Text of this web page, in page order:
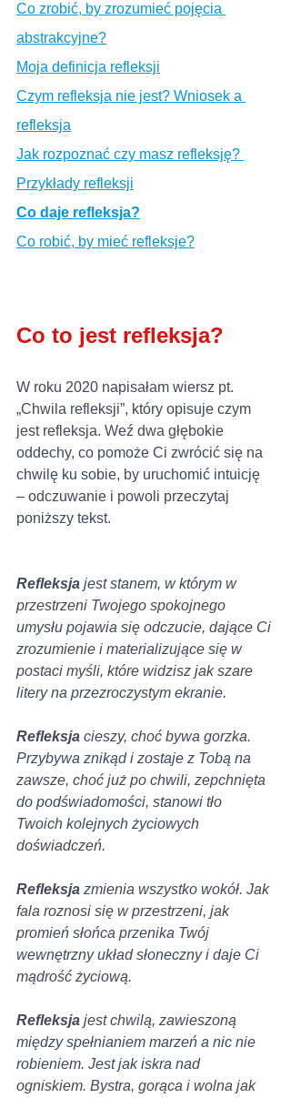
Co zrobić, by zrozumieć pojęcia
abstrakcyjne?
Moja definicja refleksji
Czym refleksja nie jest? Wniosek a
refleksja
Jak rozpoznać czy masz refleksję?
Przykłady refleksji
Co daje refleksja?
Co robić, by mieć refleksje?
Co to jest refleksja?
W roku 2020 napisałam wiersz pt.
„Chwila refleksji”, który opisuje czym
jest refleksja. Weź dwa głębokie
oddechy, co pomoże Ci zwrócić się na
chwilę ku sobie, by uruchomić intuicję
– odczuwanie i powoli przeczytaj
poniższy tekst.
Refleksja jest stanem, w którym w
przestrzeni Twojego spokojnego
umysłu pojawia się odczucie, dające Ci
zrozumienie i materializujące się w
postaci myśli, które widzisz jak szare
litery na przezroczystym ekranie.
Refleksja cieszy, choć bywa gorzka.
Przybywa znikąd i zostaje z Tobą na
zawsze, choć już po chwili, zepchnięta
do podświadomości, stanowi tło
Twoich kolejnych życiowych
doświadczeń.
Refleksja zmienia wszystko wokół. Jak
fala roznosi się w przestrzeni, jak
promień słońca przenika Twój
wewnętrzny układ słoneczny i daje Ci
mądrość życiową.
Refleksja jest chwilą, zawieszoną
między spełnianiem marzeń a nic nie
robieniem. Jest jak iskra nad
ogniskiem. Bystra, gorąca i wolna jak